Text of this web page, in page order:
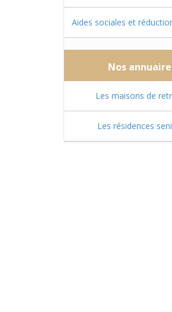
Aides sociales et
Nos
Les maisons de
Les résidences